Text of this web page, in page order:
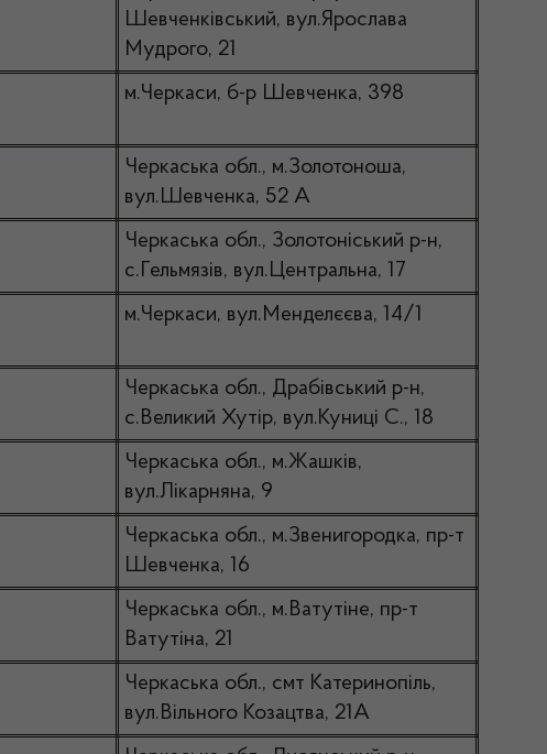
Шевченківський, вул.Ярослава
Мудрого, 21
м.Черкаси, б-р Шевченка, 398
Черкаська обл., м.Золотоноша,
вул.Шевченка, 52 А
Черкаська обл., Золотоніський р-н,
с.Гельмязів, вул.Центральна, 17
м.Черкаси, вул.Менделєєва, 14/1
Черкаська обл., Драбівський р-н,
с.Великий Хутір, вул.Куниці С., 18
Черкаська обл., м.Жашків,
вул.Лікарняна, 9
Черкаська обл., м.Звенигородка, пр-т
Шевченка, 16
Черкаська обл., м.Ватутіне, пр-т
Ватутіна, 21
Черкаська обл., смт Катеринопіль,
вул.Вільного Козацтва, 21А